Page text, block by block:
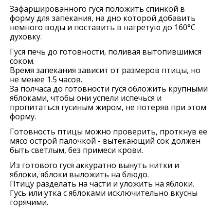
Зафаршированного гуся положить спинкой в
форму для запекания, на дно которой добавить
немного воды и поставить в нагретую до 160°C
духовку.
Гуся печь до готовности, поливая вытопившимся
соком.
Время запекания зависит от размеров птицы, но
не менее 1.5 часов.
За полчаса до готовности гуся обложить крупными
яблоками, чтобы они успели испечься и
пропитаться гусиным жиром, не потеряв при этом
форму.
Готовность птицы можно проверить, проткнув ее
мясо острой палочкой - вытекающий сок должен
быть светлым, без примеси крови.
Из готового гуся аккуратно вынуть нитки и
яблоки, яблоки выложить на блюдо.
Птицу разделать на части и уложить на яблоки.
Гусь или утка с яблоками исключительно вкусны
горячими.